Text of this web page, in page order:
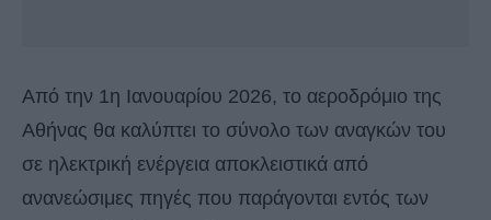
Από την 1η Ιανουαρίου 2026, το αεροδρόμιο της
Αθήνας θα καλύπτει το σύνολο των αναγκών του
σε ηλεκτρική ενέργεια αποκλειστικά από
ανανεώσιμες πηγές που παράγονται εντός των